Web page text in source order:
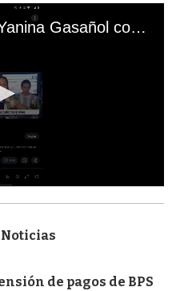
El mal momento de Yanina Gasañol con un hincha argentino en "Subrayado"
de pagos de BPS